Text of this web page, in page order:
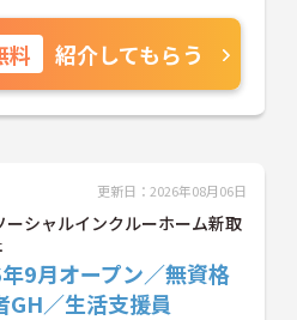
料 紹介してもらう
更新日：2026年08月06日
シャルインクルーホーム新取
9月オープン／無資格
／生活支援員